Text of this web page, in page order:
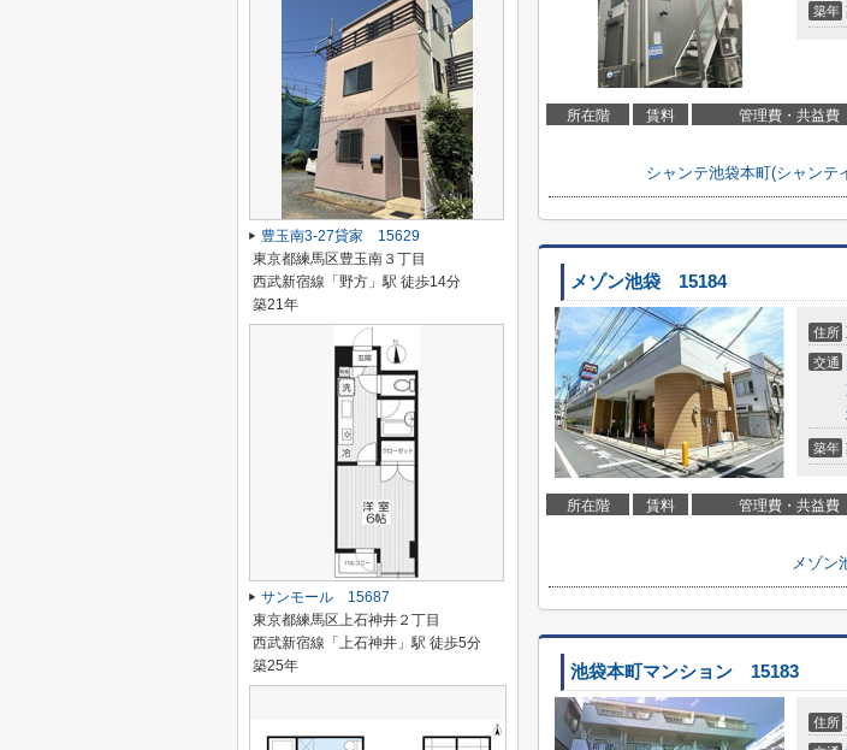
築年
所在階 賃料 管理費・共益費
シャンテ池袋本町(シャン
メゾン池袋 15184
住所
交通
築年
所在階 賃料 管理費・共益費
メゾン
池袋本町マンション 15183
住所
豊玉南3-27貸家 15629
東京都練馬区豊玉南３丁目
西武新宿線「野方」駅 徒歩14分
築21年
サンモール 15687
東京都練馬区上石神井２丁目
西武新宿線「上石神井」駅 徒歩5分
築25年